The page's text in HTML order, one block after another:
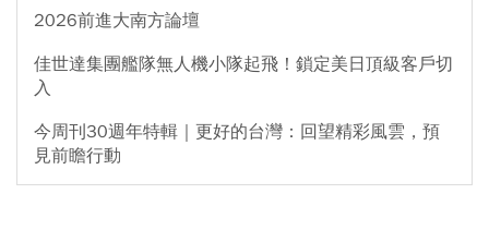
2026前進大南方論壇
佳世達集團艦隊無人機小隊起飛！鎖定美日頂級客戶切
入
今周刊30週年特輯｜更好的台灣：回望精彩風雲，預
見前瞻行動